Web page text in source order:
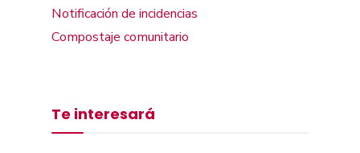
Notificación de incidencias
Compostaje comunitario
Te interesará